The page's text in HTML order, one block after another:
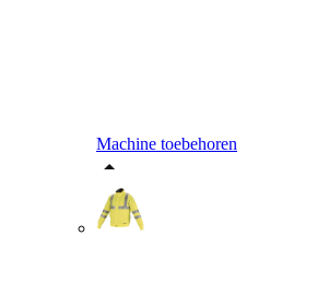
Machine toebehoren